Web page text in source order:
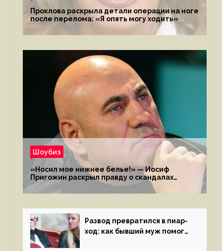
Проклова раскрыла детали операции на ноге
после перелома: «Я опять могу ходить»
Шоубиз
«Носил мое нижнее белье!» — Иосиф
Пригожин раскрыл правду о скандалах
с мужем своей экс-жены
Развод превратился в пиар-
ход: как бывший муж помог